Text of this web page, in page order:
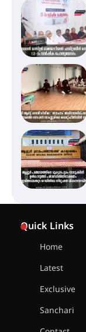
Quick Links
Home
Latest
Exclusive
Sanchari